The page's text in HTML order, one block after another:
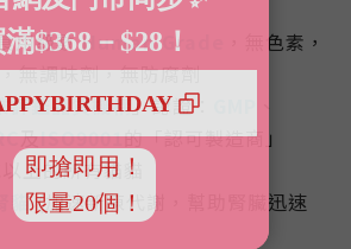
食用級數Human Grade
，無色素，
無調味劑，無防腐劑
評鑑品質機構」認證：
及ISO9001的「認可製造商」
上的所有貓貓
貓(加速新陳代謝，幫助腎臟迅速